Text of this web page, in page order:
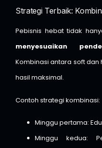
Strategi Terbaik:
Pebisnis hebat tidak
menyesuaikan
Kombinasi antara soft
hasil maksimal.
Contoh strategi kombinasi:
Minggu pertama:
Minggu kedua: